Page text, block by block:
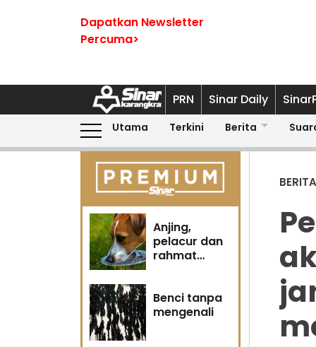
Dapatkan Newsletter
Percuma>
PRN Sinar Daily
Utama Terkini Berita
Anjing,
pelacur dan
rahmat
Benci tanpa
mengenali
BERITA